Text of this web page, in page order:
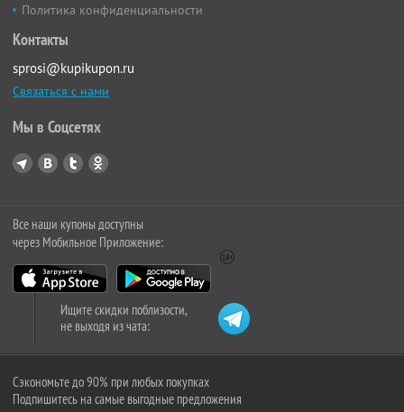
Политика конфиденциальности
Контакты
sprosi@kupikupon.ru
Связаться с нами
Мы в Соцсетях
Все наши купоны доступны
через Мобильное Приложение:
Ищите скидки поблизости,
не выходя из чата:
Сэкономьте до 90% при любых покупках
Подпишитесь на самые выгодные предложения